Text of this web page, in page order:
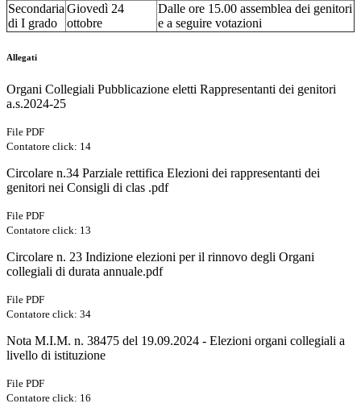
Secondaria
di I grado
Giovedì 24
ottobre
Dalle ore 15.00 assemblea dei genitori
e a seguire votazioni
Allegati
Organi Collegiali Pubblicazione eletti Rappresentanti dei genitori
a.s.2024-25
File PDF
Contatore click: 14
Circolare n.34 Parziale rettifica Elezioni dei rappresentanti dei
genitori nei Consigli di clas .pdf
File PDF
Contatore click: 13
Circolare n. 23 Indizione elezioni per il rinnovo degli Organi
collegiali di durata annuale.pdf
File PDF
Contatore click: 34
Nota M.I.M. n. 38475 del 19.09.2024 - Elezioni organi collegiali a
livello di istituzione
File PDF
Contatore click: 16